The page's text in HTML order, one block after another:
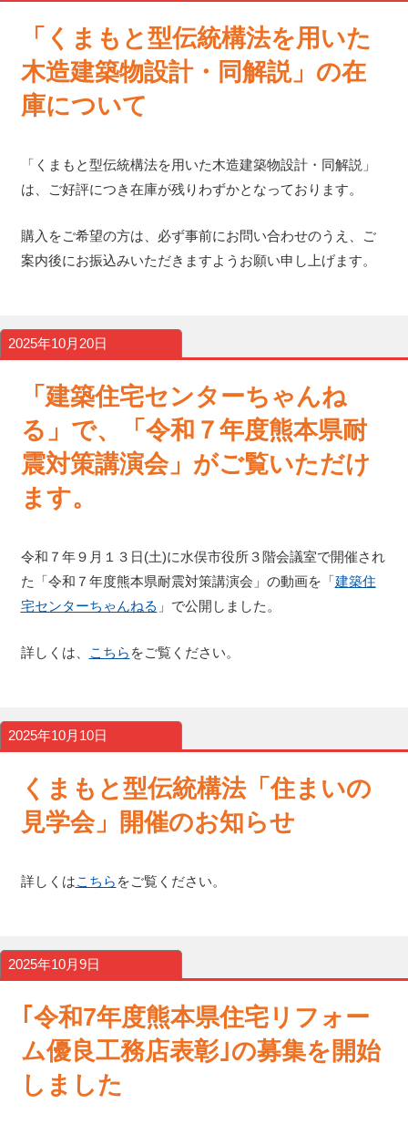
「くまもと型伝統構法を用いた
木造建築物設計・同解説」の在
庫について
「くまもと型伝統構法を用いた木造建築物設計・同解説」
は、ご好評につき在庫が残りわずかとなっております。
購入をご希望の方は、必ず事前にお問い合わせのうえ、ご
案内後にお振込みいただきますようお願い申し上げます。
2025年10月20日
「建築住宅センターちゃんね
る」で、「令和７年度熊本県耐
震対策講演会」がご覧いただけ
ます。
令和７年９月１３日(土)に水俣市役所３階会議室で開催され
た「令和７年度熊本県耐震対策講演会」の動画を「 建築住
宅センターちゃんねる 」で公開しました。
詳しくは、 こちら をご覧ください。
2025年10月10日
くまもと型伝統構法「住まいの
見学会」開催のお知らせ
詳しくはこちら をご覧ください。
2025年10月9日
｢令和7年度熊本県住宅リフォー
ム優良工務店表彰｣の募集を開始
しました